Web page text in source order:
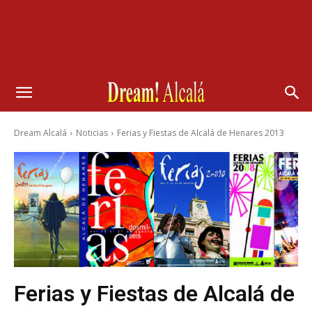
Dream Alcalá Noticias Ferias y Fiestas de Alcalá de Henares 2013
Ferias y Fiestas de Alcalá de